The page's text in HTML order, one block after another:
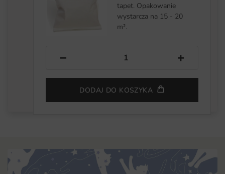
tapet. Opakowanie
wystarcza na 15 - 20
m².
− +
DODAJ DO KOSZYKA